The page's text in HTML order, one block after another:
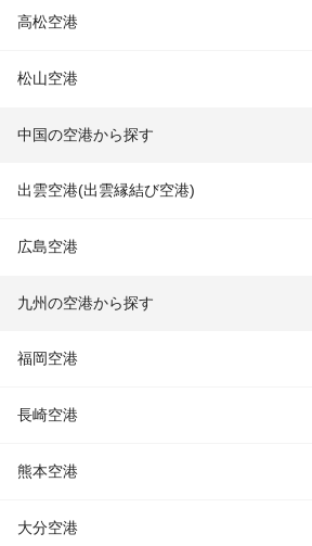
高松空港
松山空港
中国の空港から探す
出雲空港(出雲縁結び空港)
広島空港
九州の空港から探す
福岡空港
長崎空港
熊本空港
大分空港